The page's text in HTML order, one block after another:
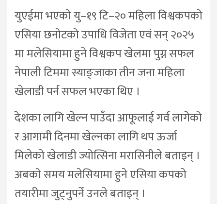
युएईमा भएको यु–१९ टि–२० महिला विश्वकपको
एसिया छनोटको उपाधि विजेता एवं सन् २०२५
मा मलेसियामा हुने विश्वकप खेलमा पुग्न सफल
नेपाली टिममा स्याङ्जाका तीन जना महिला
खेलाडी पर्न सफल भएका थिए ।
देशका लागि खेल्न पाउँदा आफूलाई गर्व लागेको
र आगामी दिनमा खेल्नका लागि थप ऊर्जा
मिलेको खेलाडी ज्योत्सिना मरासिनीले बताइन् ।
अबको समय मलेसियामा हुने एसिया कपको
तयारीमा जुट्नुपर्ने उनले बताइन् ।